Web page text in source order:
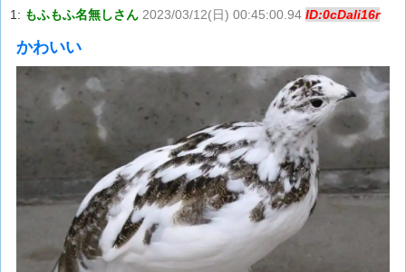
1: もふもふ名無しさん 2023/03/12(日) 00:45:00.94 ID:0cDali16r
かわいい